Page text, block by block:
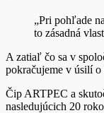
„Pri pohľade
to zásadná
A zatiaľ čo sa v
pokračujeme v úsilí
Čip ARTPEC a
nasledujúcich 20